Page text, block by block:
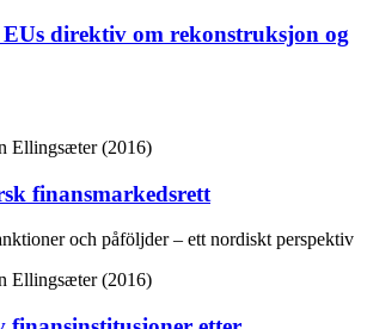
direktiv om rekonstruksjon og
Ellingsæter (2016)
finansmarkedsrett
och påföljder – ett nordiskt perspektiv
Ellingsæter (2016)